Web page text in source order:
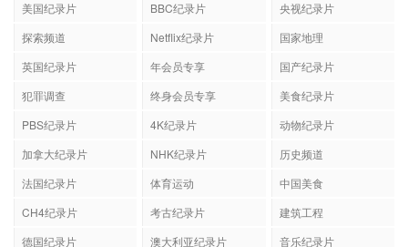
美国纪录片 BBC纪录片
央视纪录片
探索频道
Netflix纪录片
国家地理
英国纪录片
年会员专享
国产纪录片
犯罪调查
终身会员专享
美食纪录片
PBS纪录片
4K纪录片
动物纪录片
加拿大纪录片
NHK纪录片
历史频道
法国纪录片
体育运动
中国美食
CH4纪录片
考古纪录片
建筑工程
德国纪录片
澳大利亚纪录片
音乐纪录片